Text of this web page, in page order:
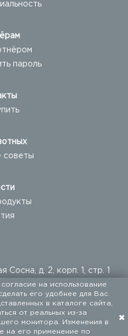
пароль
советы
Сосна, д. 2, корп. 1, стр. 1
20-40
25-18
товары для
на использование
его удобнее для Вас.
в каталоге сайта,
от реальных из-за
монитора. Изменения в
на его применение по